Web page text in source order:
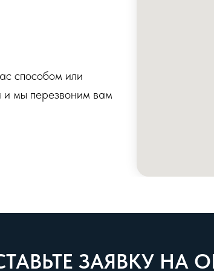
способом или
и мы перезвоним вам
ЗАЯВКУ НА